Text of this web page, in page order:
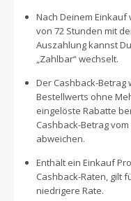
Emotionen zum
als Dankeschön oder
Kategorie “Lieferung
noch heute zugestellt
garantiert für 7 Tage
von Euroflorist!
um deinen Liebsten
mit unseren Cashback
Nach Deinem
von 72 Stunden mit
Auszahlung kannst
„Zahlbar“ wechselt.
Der Cashback-Betrag
Bestellwerts ohne
eingelöste Rabatte
Cashback-Betrag
abweichen.
Enthält ein Einkauf
Cashback-Raten, gilt
niedrigere Rate.